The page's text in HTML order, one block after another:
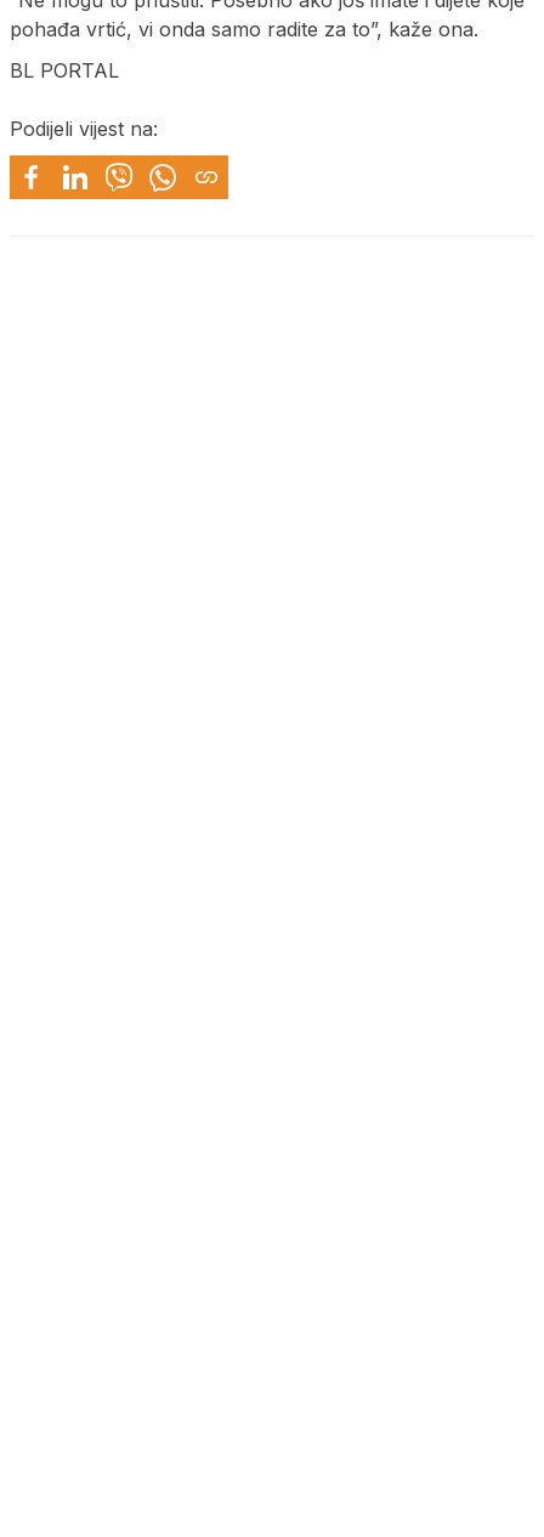
pohađa vrtić, vi onda samo radite za to”, kaže ona.
BL PORTAL
Podijeli vijest na: